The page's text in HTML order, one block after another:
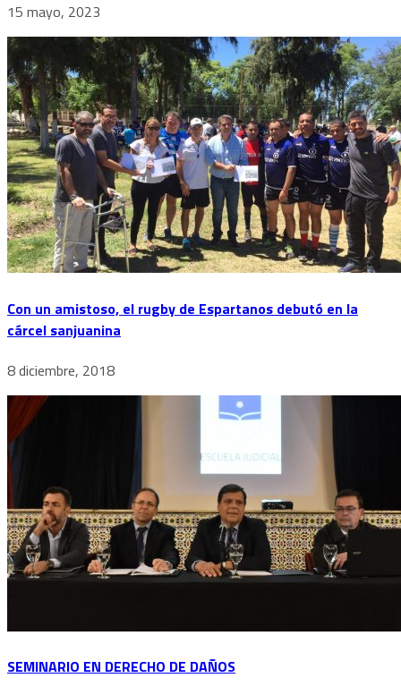
15 mayo, 2023
Con un amistoso, el rugby de Espartanos debutó en la
cárcel sanjuanina
8 diciembre, 2018
SEMINARIO EN DERECHO DE DAÑOS